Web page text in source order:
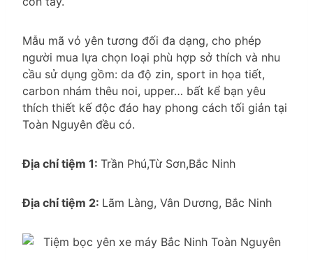
Mẫu mã vỏ yên tương đối đa dạng, cho phép
người mua lựa chọn loại phù hợp sở thích và nhu
cầu sử dụng gồm: da độ zin, sport in họa tiết,
carbon nhám thêu noi, upper… bất kể bạn yêu
thích thiết kế độc đáo hay phong cách tối giản tại
Toàn Nguyên đều có.
Địa chỉ tiệm 1: Trần Phú,Từ Sơn,Bắc Ninh
Địa chỉ tiệm 2: Lãm Làng, Vân Dương, Bắc Ninh